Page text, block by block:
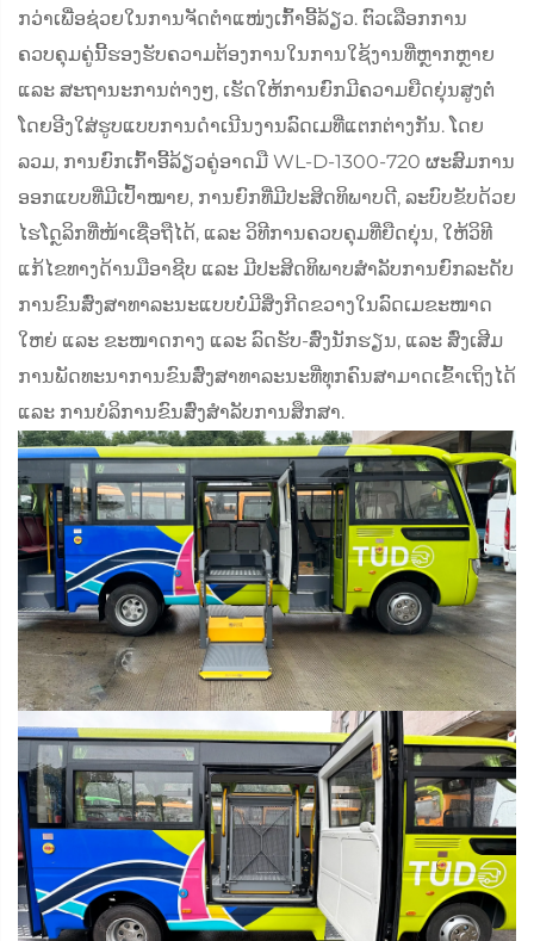
ກວ່າ​ເພື່ອ​ຊ່ວຍ​ໃນ​ການ​ຈັດ​ຕຳ​ແໜ່ງ​ເກົ້າ​ອີ້​ລ້ຽວ. ຕົວເລືອກ​ການ​
ຄວບຄຸມ​ຄູ່​ນີ້​ຮອງຮັບ​ຄວາມ​ຕ້ອງການ​ໃນ​ການ​ໃຊ້ງານ​ທີ່​ຫຼາກ​ຫຼາຍ
ແລະ ສະຖານະການ​ຕ່າງໆ, ເຮັດໃຫ້​ການຍົກ​ມີ​ຄວາມ​ຍືດ​ຍຸ່ນ​ສູງ​ຕໍ່​
ໂດຍ​ອີງ​ໃສ່​ຮູບແບບ​ການ​ດຳເນີນ​ງານ​ລົດ​ເມ​ທີ່​ແຕກຕ່າງ​ກັນ. ໂດຍ​
ລວມ, ການຍົກ​ເກົ້າ​ອີ້​ລ້ຽວ​ຄູ່​ອາດ​ມື​ WL-D-1300-720 ຜະສົມ​ການ​
ອອກ​ແບບ​ທີ່​ມີ​ເປົ້າໝາຍ, ການ​ຍົກ​ທີ່​ມີ​ປະສິດທິພາບ​ດີ, ລະບົບ​ຂັບ​ດ້ວຍ​
ໄຮໂດຼລິກ​ທີ່​ໜ້າ​ເຊື່ອຖືໄດ້, ແລະ ວິທີ​ການ​ຄວບຄຸມ​ທີ່​ຍືດ​ຍຸ່ນ, ໃຫ້​ວິທີ​
ແກ້ໄຂ​ທາງ​ດ້ານ​ມືອາຊີບ ແລະ ມີ​ປະສິດທິພາບ​ສຳລັບ​ການ​ຍົກ​ລະດັບ​
ການ​ຂົນສົ່ງ​ສາທາລະນະ​ແບບ​ບໍ່​ມີ​ສິ່ງ​ກີດ​ຂວາງ​ໃນ​ລົດ​ເມ​ຂະໜາດ​
ໃຫຍ່ ແລະ ຂະໜາດ​ກາງ ແລະ ລົດ​ຮັບ-ສົ່ງ​ນັກ​ຮຽນ, ແລະ ສົ່ງ​ເສີມ​
ການ​ພັດທະນາ​ການ​ຂົນສົ່ງ​ສາທາລະນະ​ທີ່​ທຸກ​ຄົນ​ສາມາດ​ເຂົ້າ​ເຖິງ​ໄດ້
ແລະ ການ​ບໍລິການ​ຂົນສົ່ງ​ສຳລັບ​ການ​ສຶກສາ.